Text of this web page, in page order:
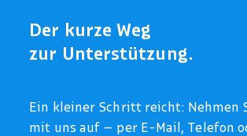
Der kurze Weg
zur Unterstützung.
Ein kleiner Schritt reicht: Nehmen
mit uns auf – per E-Mail, Telefon